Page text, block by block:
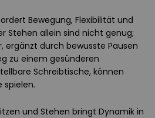
Bewegung, Flexibilität und
Stehen allein sind nicht genug;
ergänzt durch bewusste Pausen
zu einem gesünderen
Schreibtische, können
spielen.
und Stehen bringt Dynamik in